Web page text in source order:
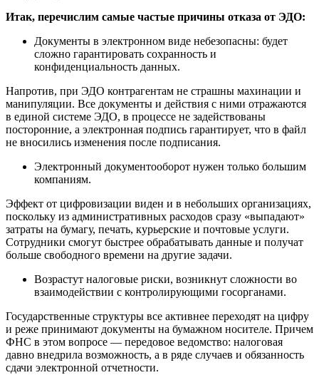
Итак, перечислим самые частые причины отказа от ЭДО:
Документы в электронном виде небезопасны: будет
сложно гарантировать сохранность и
конфиденциальность данных.
Напротив, при ЭДО контрагентам не страшны махинации и
манипуляции. Все документы и действия с ними отражаются
в единой системе ЭДО, в процессе не задействованы
посторонние, а электронная подпись гарантирует, что в файл
не вносились изменения после подписания.
Электронный документооборот нужен только большим
компаниям.
Эффект от цифровизации виден и в небольших организациях,
поскольку из административных расходов сразу «выпадают»
затраты на бумагу, печать, курьерские и почтовые услуги.
Сотрудники смогут быстрее обрабатывать данные и получат
больше свободного времени на другие задачи.
Возрастут налоговые риски, возникнут сложности во
взаимодействии с контролирующими госорганами.
Государственные структуры все активнее переходят на цифру
и реже принимают документы на бумажном носителе. Причем
ФНС в этом вопросе — передовое ведомство: налоговая
давно внедрила возможность, а в ряде случаев и обязанность
сдачи электронной отчетности.